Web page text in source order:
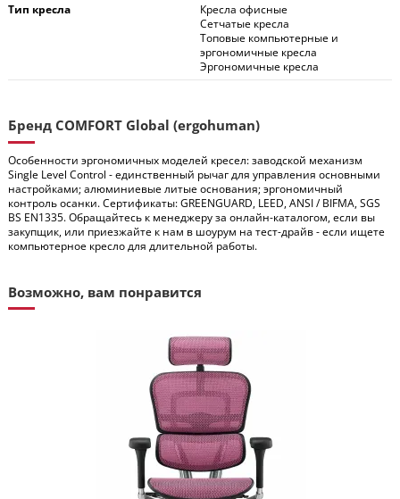
Тип кресла
Кресла офисные
Сетчатые кресла
Топовые компьютерные и
эргономичные кресла
Эргономичные кресла
Бренд COMFORT Global (ergohuman)
Особенности эргономичных моделей кресел: заводской механизм
Single Level Control - единственный рычаг для управления основными
настройками; алюминиевые литые основания; эргономичный
контроль осанки. Сертификаты: GREENGUARD, LEED, ANSI / BIFMA, SGS
BS EN1335. Обращайтесь к менеджеру за онлайн-каталогом, если вы
закупщик, или приезжайте к нам в шоурум на тест-драйв - если ищете
компьютерное кресло для длительной работы.
Возможно, вам понравится